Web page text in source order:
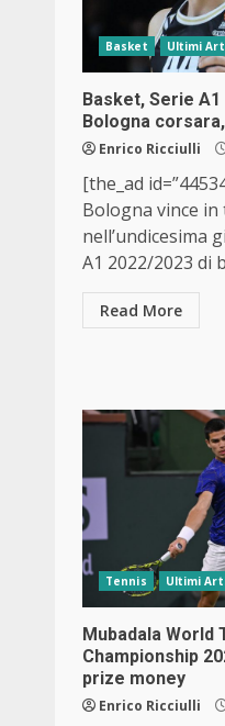
Basket Ultimi
Basket, Serie
Bologna
Enrico Ricciulli
[the_ad
Bologna vince
nell’undicesima
A1 2022/2023 di
Read More
Tennis Ultimi
Mubadala World
Championship
prize money
Enrico Ricciulli